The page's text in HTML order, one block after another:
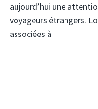
aujourd’hui une
voyageurs étrangers.
associées à